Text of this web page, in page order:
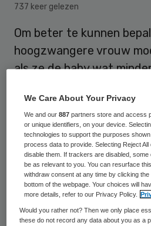
737 keer gelezen
Om beter te kunnen
hoogzwangere vrouw
als ze de baby wat
inschatting zorgt
complicaties bij de
Universitair Medisch
(UMCG).
Soms voelen vrouwen
bewegen in de laatste
We Care About Your Privacy
We and our887 partners store and access
or unique identifiers, on your device.
technologies to support the purposes
process data to provide. Selecting Reject
disable them. If trackers are disabled,
be as relevant to you. You can resurface
withdraw consent at any time by clicking
bottom of the webpage. Your choices will
more details, refer to our Privacy Policy.
Would you rather not? Then we only place
these do not record any data about you as a